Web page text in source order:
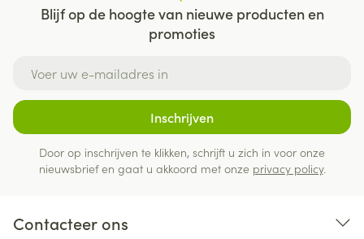
Blijf op de hoogte van nieuwe producten en
promoties
Inschrijven
Door op inschrijven te klikken, schrijft u zich in voor onze
nieuwsbrief en gaat u akkoord met onze privacy policy.
Contacteer ons